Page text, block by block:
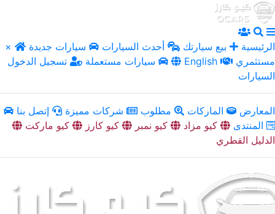
× الرئيسية بيع سيارتك أحدث السيارات
سيارات جديدة
سيارات مستعملة
تسجيل الدخول English
السيارات
المعارض الماركات مطلوب شركات مميزة
إتصل بنا
المنتدى
كيو مزاد كيو نمبر كيو كارز
كيو ماركت
الدليل القطري